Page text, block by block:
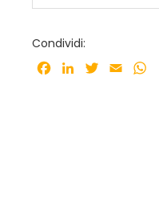
Condividi:
Facebook
LinkedInTwitter
Email